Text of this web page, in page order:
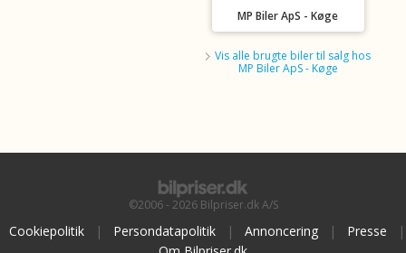
MP Biler ApS - Køge
Vis alle brugte biler til salg hos
MP Biler ApS - Køge
©2006 - 2026 Bilpriser.dk A/S
Cookiepolitik | Persondatapolitik | Annoncering | Presse
|